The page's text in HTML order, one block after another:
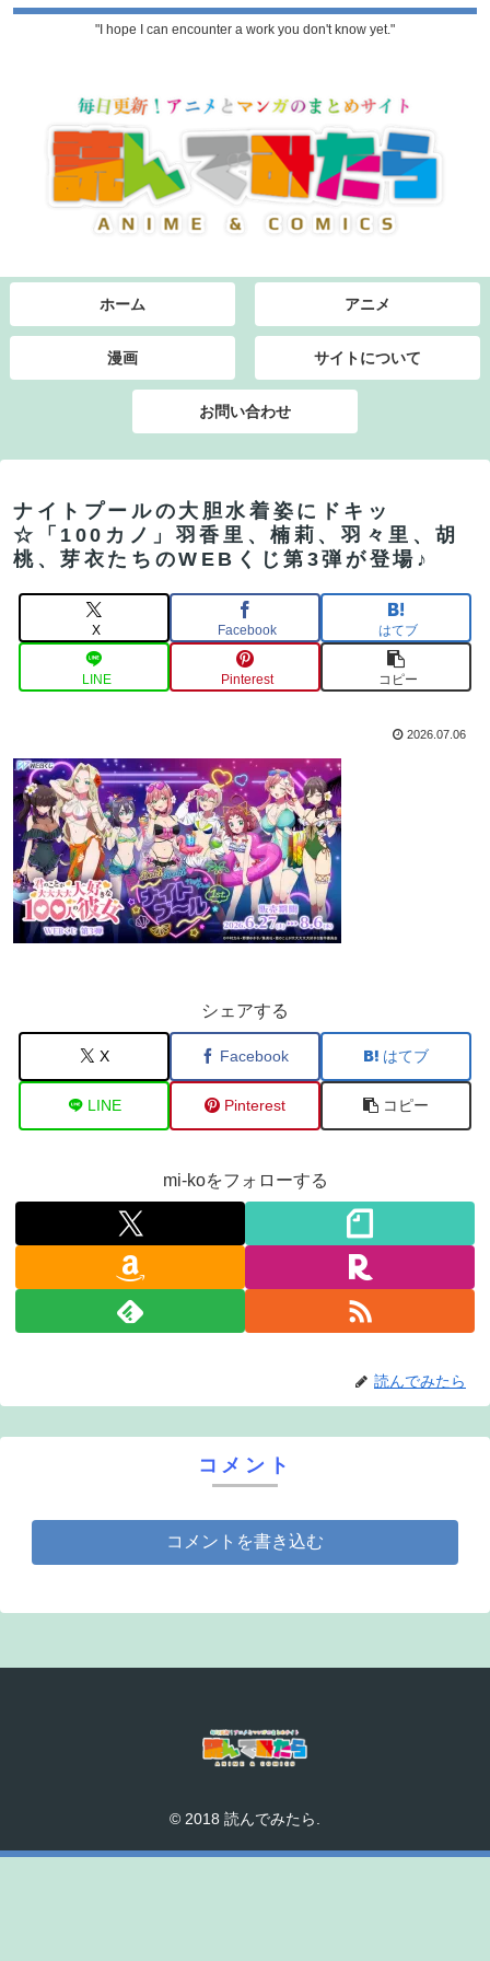
"I hope I can encounter a work you don't know yet."
ホーム アニメ
漫画 サイトについて
お問い合わせ
ナイトプールの大胆水着姿にドキッ
☆「100カノ」羽香里、楠莉、羽々里、胡
桃、芽衣たちのWEBくじ第3弾が登場♪
X Facebook はてブ
LINE Pinterest コピー
2026.07.06
シェアする
X Facebook はてブ
LINE Pinterest コピー
mi-koをフォローする
読んでみたら
コメント
コメントを書き込む
© 2018 読んでみたら.